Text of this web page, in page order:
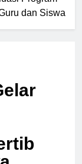
dan Siswa